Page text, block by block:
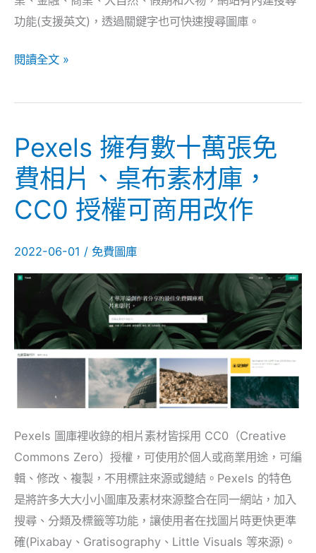
功能(支援英文)，透過關鍵字也可快速搜尋圖庫。
閱讀全文 »
Pexels 擁有數十萬張免
費相片、桌布素材庫，
CC0 授權可商用改作
2022-06-01 / 免費圖庫
Pexels 圖庫裡收錄的相片素材皆採用 CC0（Creative
Commons Zero）授權，可使用於個人或商業用途，可編
輯、修改、複製，不用標註來源或鏈結。Pexels 的特色
是將許多大大小小圖庫及素材來源整合在同一網站，加入
搜尋、分類及標籤等功能，讓使用者在找圖片時更快更準
確(Pixabay、Gratisography、Little Visuals 等來源)。
Pexels
擁
有
數
萬
相
片、
材
庫，
CC0
授
權
可